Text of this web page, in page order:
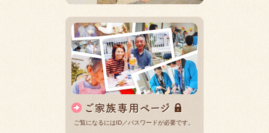
ご覧になるにはID／パスワードが必要です。